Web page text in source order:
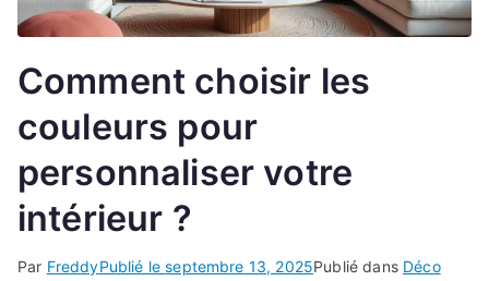
Comment choisir les
couleurs pour
personnaliser votre
intérieur ?
Par FreddyPublié leseptembre 13, 2025Publié dans Déco